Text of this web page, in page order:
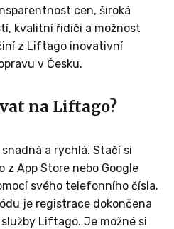
cen, široká
kvalitní řidiči a možnost
z Liftago inovativní
v Česku.
na Liftago?
a rychlá. Stačí si
App Store nebo Google
svého telefonního čísla.
je registrace dokončena
Liftago. Je možné si